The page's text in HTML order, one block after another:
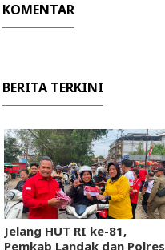
KOMENTAR
BERITA TERKINI
Jelang HUT RI ke-81,
Pemkab Landak dan Polres